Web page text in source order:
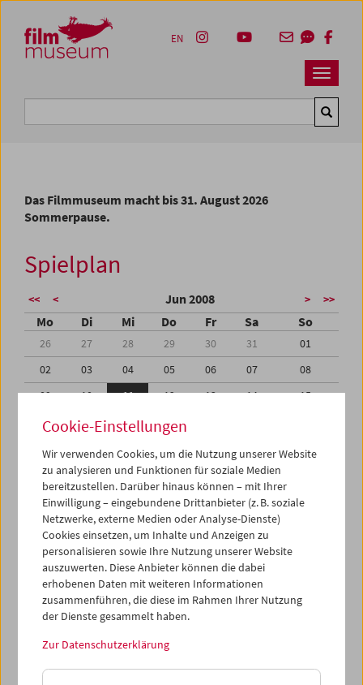
Zum Inhalt
Zum Hauptmenü
Zur Servicenavigation
Zum Suche
Navbar
EN
Das Filmmuseum macht bis 31. August 2026
Sommerpause.
Spielplan
<< < Jun 2008 > >>
Mo Di Mi Do Fr Sa So
26 27 28 29 30 31
01
02
03 04 05 06 07
08
09
10 11 12 13 14
15
16
17 18 19
23
25 27
29
30
01 02 03 04 05
iCalender
Programmheft-PDF
English language or subtitles
< Vorherige Woche
Mo 9.6.
Cookie-Einstellungen
Wir verwenden Cookies, um die Nutzung unserer Website
zu analysieren und Funktionen für soziale Medien
bereitzustellen. Darüber hinaus können – mit Ihrer
Einwilligung – eingebundene Drittanbieter (z. B. soziale
Netzwerke, externe Medien oder Analyse-Dienste)
Cookies einsetzen, um Inhalte und Anzeigen zu
personalisieren sowie Ihre Nutzung unserer Website
auszuwerten. Diese Anbieter können die dabei
erhobenen Daten mit weiteren Informationen
zusammenführen, die diese im Rahmen Ihrer Nutzung
der Dienste gesammelt haben.
Zur Datenschutzerklärung